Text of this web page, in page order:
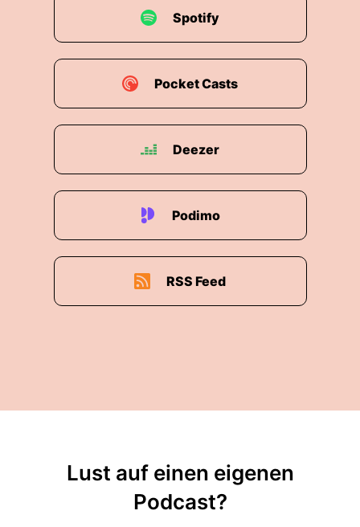
Spotify
Pocket Casts
Deezer
Podimo
RSS Feed
Lust auf einen eigenen
Podcast?